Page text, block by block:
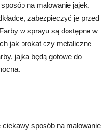
na malowanie jajek.
zabezpieczyć je przed
w sprayu są dostępne w
jak brokat czy metaliczne
jajka będą gotowe do
ciekawy sposób na malowanie